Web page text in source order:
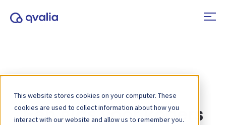
This website stores cookies on your computer. These
cookies are used to collect information about how you
interact with our website and allow us to remember you.
Een gids voor kopers